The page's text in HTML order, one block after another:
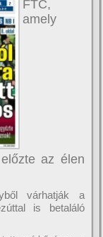
FTC,
amely
az élen
várhatják a
is betaláló